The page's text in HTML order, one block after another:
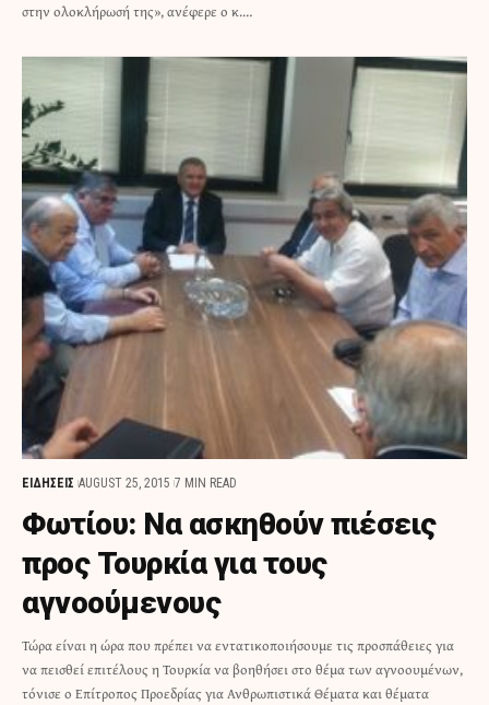
στην ολοκλήρωσή της», ανέφερε ο κ.…
ΕΙΔΗΣΕΙΣ AUGUST 25, 2015 7 MIN READ
Φωτίου: Να ασκηθούν πιέσεις
προς Τουρκία για τους
αγνοούμενους
Τώρα είναι η ώρα που πρέπει να εντατικοποιήσουμε τις προσπάθειες για
να πεισθεί επιτέλους η Τουρκία να βοηθήσει στο θέμα των αγνοουμένων,
τόνισε ο Επίτροπος Προεδρίας για Ανθρωπιστικά Θέματα και θέματα